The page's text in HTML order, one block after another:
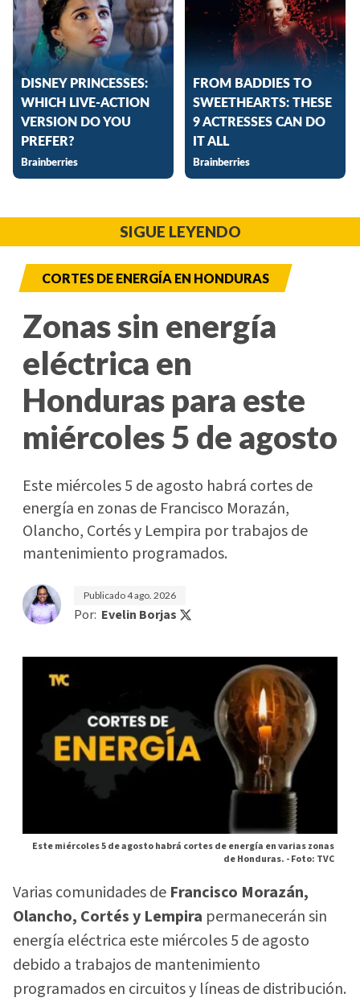
SIGUE LEYENDO
CORTES DE ENERGÍA EN HONDURAS
Zonas sin energía
eléctrica en
Honduras para este
miércoles 5 de agosto
Este miércoles 5 de agosto habrá cortes de
energía en zonas de Francisco Morazán,
Olancho, Cortés y Lempira por trabajos de
mantenimiento programados.
Publicado4 ago. 2026
Por: Evelin Borjas
Este miércoles 5 de agosto habrá cortes de energía en varias zonas
de Honduras. -Foto: TVC
Varias comunidades de Francisco Morazán,
Olancho, Cortés y Lempira permanecerán sin
energía eléctrica este miércoles 5 de agosto
debido a trabajos de mantenimiento
programados en circuitos y líneas de distribución.